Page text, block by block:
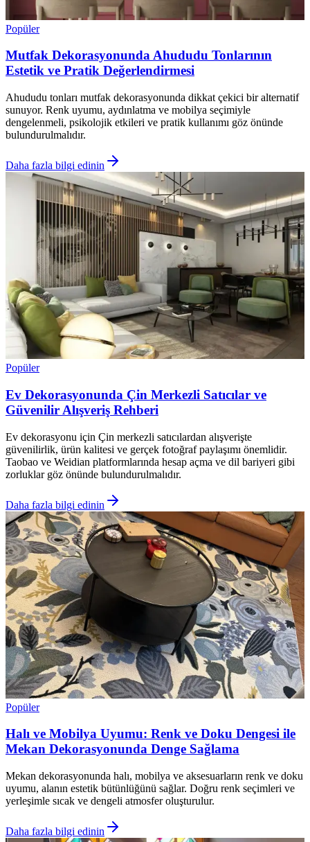
Popüler
Mutfak Dekorasyonunda Ahududu Tonlarının
Estetik ve Pratik Değerlendirmesi
Ahududu tonları mutfak dekorasyonunda dikkat çekici bir alternatif
sunuyor. Renk uyumu, aydınlatma ve mobilya seçimiyle
dengelenmeli, psikolojik etkileri ve pratik kullanımı göz önünde
bulundurulmalıdır.
Daha fazla bilgi edinin
Popüler
Ev Dekorasyonunda Çin Merkezli Satıcılar ve
Güvenilir Alışveriş Rehberi
Ev dekorasyonu için Çin merkezli satıcılardan alışverişte
güvenilirlik, ürün kalitesi ve gerçek fotoğraf paylaşımı önemlidir.
Taobao ve Weidian platformlarında hesap açma ve dil bariyeri gibi
zorluklar göz önünde bulundurulmalıdır.
Daha fazla bilgi edinin
Popüler
Halı ve Mobilya Uyumu: Renk ve Doku Dengesi ile
Mekan Dekorasyonunda Denge Sağlama
Mekan dekorasyonunda halı, mobilya ve aksesuarların renk ve doku
uyumu, alanın estetik bütünlüğünü sağlar. Doğru renk seçimleri ve
yerleşimle sıcak ve dengeli atmosfer oluşturulur.
Daha fazla bilgi edinin